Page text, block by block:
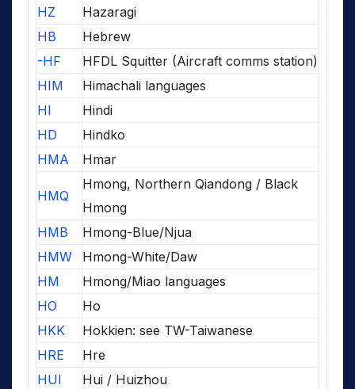
HZ
Hazaragi
HB
Hebrew
-HF
HFDL Squitter (Aircraft comms station)
HIM
Himachali languages
HI
Hindi
HD
Hindko
HMA
Hmar
HMQ
Hmong, Northern Qiandong / Black
Hmong
HMB
Hmong-Blue/Njua
HMW
Hmong-White/Daw
HM
Hmong/Miao languages
HO
Ho
HKK
Hokkien: see TW-Taiwanese
HRE
Hre
HUI
Hui / Huizhou